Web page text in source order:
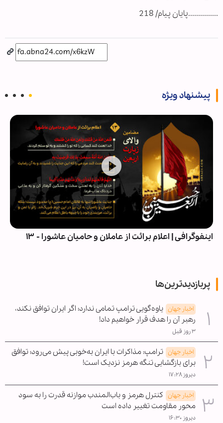
...............پایان پیام/ 218
پیشنهاد ویژه
اینفوگرافی | اعلام برائت از عاملان و حامیان عاشورا - ۱۳
پربازدیدترین‌ها
اخبار جهان یاوه‌گویی ترامپ تمامی ندارد؛ اگر ایران توافق نکند،
رهبر آن را هدف قرار خواهیم داد!
۳ روز قبل
اخبار جهان ترامپ: مذاکرات با ایران به‌خوبی پیش می‌رود؛ توافق
برای بازگشایی تنگه هرمز نزدیک است!
دیروز ۱۷:۲۸
اخبار جهان کنترل هرمز و باب‌المندب موازنه قدرت را به سود
محور مقاومت تغییر داده است
دیروز ۱۶:۳۰